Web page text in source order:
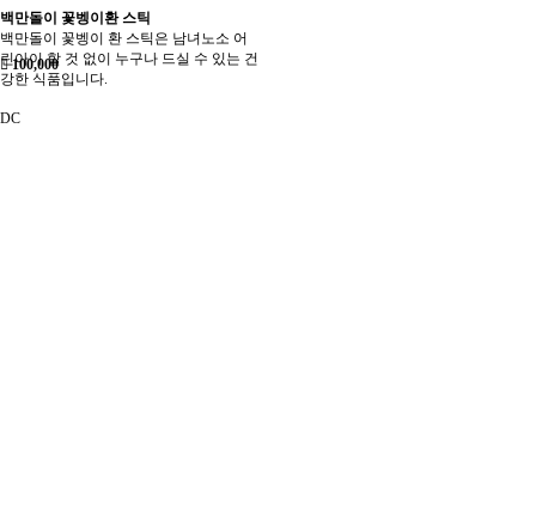
백만돌이 꽃벵이환 스틱
백만돌이 꽃벵이 환 스틱은 남녀노소 어
린아이 할 것 없이 누구나 드실 수 있는 건
강한 식품입니다.
100,000
DC